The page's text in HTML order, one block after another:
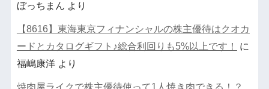
ぼっちまん より
【8616】東海東京フィナンシャルの株主優待はクオカ
ードとカタログギフト♪総合利回りも5%以上です！
に
福嶋康洋より